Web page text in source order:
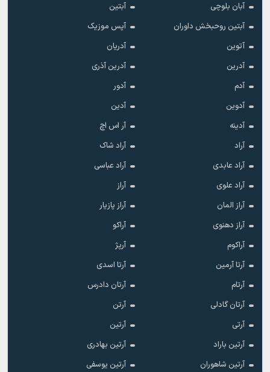
آبان بلوچی
آبتین
آبتین روحبخش داوران
آپس موزیک
آتوین
آدریان
آدرین
آدرین آذری
آدم
آدور
آدوین
آدین
آدینه
آر اس اچ
آراد
آراد شاک
آراد عابدی
آراد عباسی
آراد علوی
آراز
آراز المان
آراز پازیار
آراز دهنوی
آراکو
آراکوم
آرپژ
آرتا آرمین
آرتا اسدی
آرتام
آرتان دادرس
آرتان گادلی
آرتن
آرتی
آرتین
آرتین باراد
آرتین بهادری
آرتین شاهوران
آرتین یوسفی